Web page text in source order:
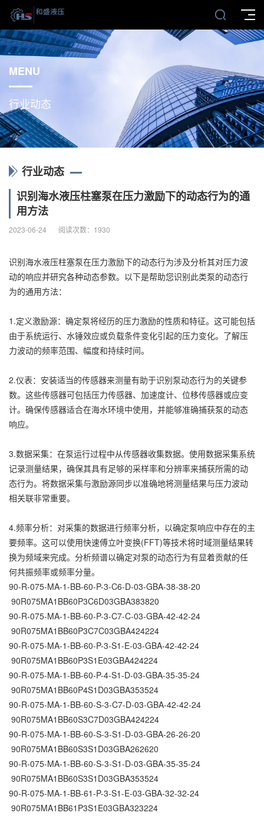
MENU
行业动态
行业动态
识别海水液压柱塞泵在压力激励下的动态行为的通
用方法
2023-06-24 阅读次数： 1930
识别海水液压柱塞泵在压力激励下的动态行为涉及分析其对压力波
动的响应并研究各种动态参数。以下是帮助您识别此类泵的动态行
为的通用方法：
1.定义激励源：确定泵将经历的压力激励的性质和特征。这可能包括
由于系统运行、水锤效应或负载条件变化引起的压力变化。了解压
力波动的频率范围、幅度和持续时间。
2.仪表：安装适当的传感器来测量有助于识别泵动态行为的关键参
数。这些传感器可包括压力传感器、加速度计、位移传感器或应变
计。确保传感器适合在海水环境中使用，并能够准确捕获泵的动态
响应。
3.数据采集：在泵运行过程中从传感器收集数据。使用数据采集系统
记录测量结果，确保其具有足够的采样率和分辨率来捕获所需的动
态行为。将数据采集与激励源同步以准确地将测量结果与压力波动
相关联非常重要。
4.频率分析：对采集的数据进行频率分析，以确定泵响应中存在的主
要频率。这可以使用快速傅立叶变换(FFT)等技术将时域测量结果转
换为频域来完成。分析频谱以确定对泵的动态行为有显着贡献的任
何共振频率或频率分量。
90-R-075-MA-1-BB-60-P-3-C6-D-03-GBA-38-38-20
90R075MA1BB60P3C6D03GBA383820
90-R-075-MA-1-BB-60-P-3-C7-C-03-GBA-42-42-24
90R075MA1BB60P3C7C03GBA424224
90-R-075-MA-1-BB-60-P-3-S1-E-03-GBA-42-42-24
90R075MA1BB60P3S1E03GBA424224
90-R-075-MA-1-BB-60-P-4-S1-D-03-GBA-35-35-24
90R075MA1BB60P4S1D03GBA353524
90-R-075-MA-1-BB-60-S-3-C7-D-03-GBA-42-42-24
90R075MA1BB60S3C7D03GBA424224
90-R-075-MA-1-BB-60-S-3-S1-D-03-GBA-26-26-20
90R075MA1BB60S3S1D03GBA262620
90-R-075-MA-1-BB-60-S-3-S1-D-03-GBA-35-35-24
90R075MA1BB60S3S1D03GBA353524
90-R-075-MA-1-BB-61-P-3-S1-E-03-GBA-32-32-24
90R075MA1BB61P3S1E03GBA323224